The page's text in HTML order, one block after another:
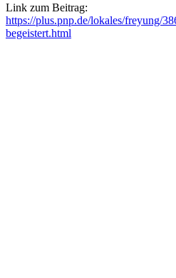
Link zum Beitrag:
https://plus.pnp.de/lokales/freyung/
begeistert.html